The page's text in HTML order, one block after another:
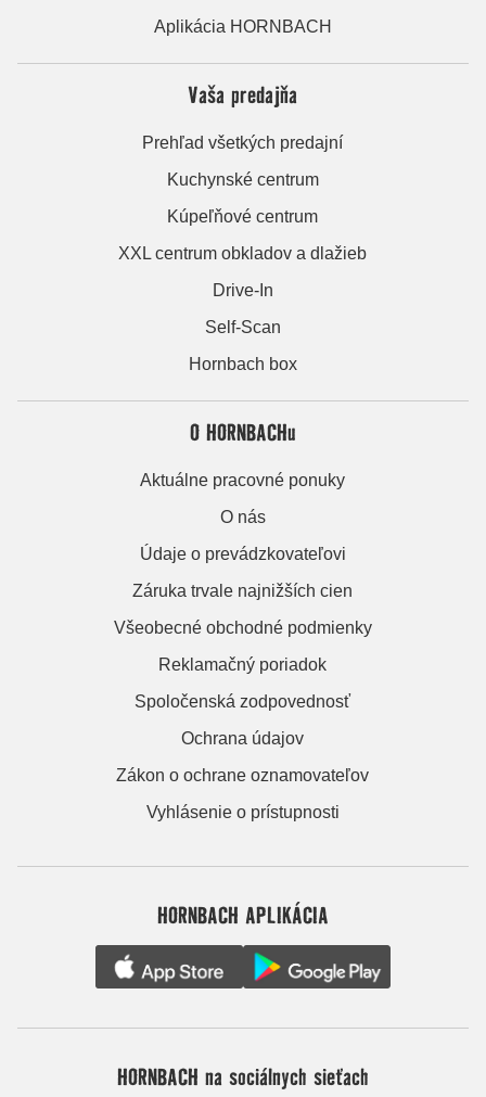
Aplikácia HORNBACH
Vaša predajňa
Prehľad všetkých predajní
Kuchynské centrum
Kúpeľňové centrum
XXL centrum obkladov a dlažieb
Drive-In
Self-Scan
Hornbach box
O HORNBACHu
Aktuálne pracovné ponuky
O nás
Údaje o prevádzkovateľovi
Záruka trvale najnižších cien
Všeobecné obchodné podmienky
Reklamačný poriadok
Spoločenská zodpovednosť
Ochrana údajov
Zákon o ochrane oznamovateľov
Vyhlásenie o prístupnosti
HORNBACH APLIKÁCIA
HORNBACH na sociálnych sieťach